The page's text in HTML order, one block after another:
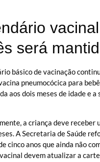
será
básico de vacinação
pneumocócica para
aos dois meses de idade e
a criança deve receber
A Secretaria de Saúde
cinco anos que ainda não
devem atualizar a